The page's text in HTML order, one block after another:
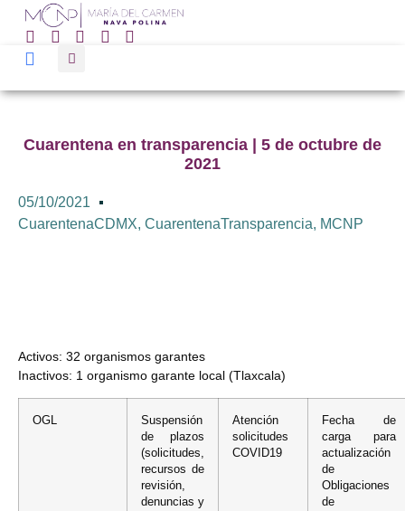
Cuarentena en transparencia | 5 de octubre de
2021
05/10/2021
CuarentenaCDMX, CuarentenaTransparencia, MCNP
Activos: 32 organismos garantes
Inactivos: 1 organismo garante local (Tlaxcala)
OGL
Suspensión
de plazos
(solicitudes,
recursos de
revisión,
denuncias y
Atención
solicitudes
COVID19
Fecha de
carga para
actualización
de
Obligaciones
de